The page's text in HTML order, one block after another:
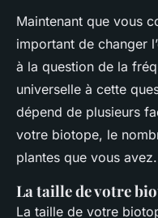
Maintenant que vous
important de changer
à la question de la
universelle à cette
dépend de plusieurs
votre biotope, le
plantes que vous avez.
La taille de votre
La taille de votre